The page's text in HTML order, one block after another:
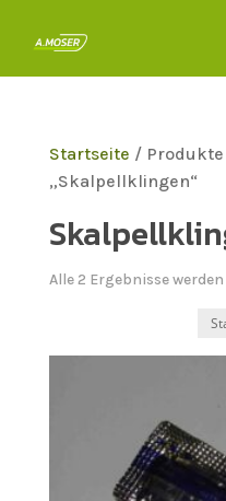
Startseite /
„Skalpellklingen“
Alle 2 Ergebnisse